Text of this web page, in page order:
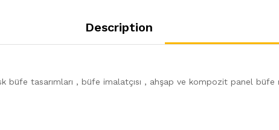
Description
tasarımları , büfe imalatçısı , ahşap ve kompozit panel büfe